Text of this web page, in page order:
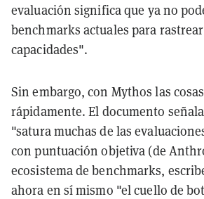
evaluación significa que ya no
benchmarks actuales para
capacidades".
Sin embargo, con Mythos las
rápidamente. El documento
"satura muchas de las
con puntuación objetiva (de
ecosistema de benchmarks,
ahora en sí mismo "el cuello de